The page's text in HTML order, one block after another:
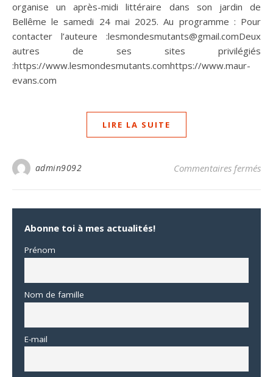
organise un après-midi littéraire dans son jardin de
Bellême le samedi 24 mai 2025. Au programme : Pour
contacter l’auteure :lesmondesmutants@gmail.comDeux
autres de ses sites privilégiés
:https://www.lesmondesmutants.comhttps://www.maur-
evans.com
LIRE LA SUITE
admin9092 Commentaires fermés
Abonne toi à mes actualités!
Prénom
Nom de famille
E-mail